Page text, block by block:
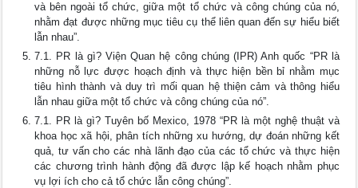
và bên ngoài tổ chức, giữa một tổ chức và công chúng của nó,
nhằm đạt được những mục tiêu cụ thể liên quan đến sự hiểu biết
lẫn nhau”.
7.1. PR là gì? Viện Quan hệ công chúng (IPR) Anh quốc “PR là
những nỗ lực được hoạch định và thực hiện bền bỉ nhằm mục
tiêu hình thành và duy trì mối quan hệ thiện cảm và thông hiểu
lẫn nhau giữa một tổ chức và công chúng của nó”.
7.1. PR là gì? Tuyên bố Mexico, 1978 “PR là một nghệ thuật và
khoa học xã hội, phân tích những xu hướng, dự đoán những kết
quả, tư vấn cho các nhà lãnh đạo của các tổ chức và thực hiện
các chương trình hành động đã được lập kế hoạch nhằm phục
vụ lợi ích cho cả tổ chức lẫn công chúng”.